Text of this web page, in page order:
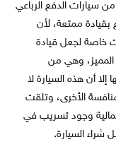
سيارة الرياضية من سيارات الدفع الرباعي
بقيادة ممتعة، لأن
خاصة لجعل قيادة
المميز، وهي من
إلا أن هذه السيارة لا
الأخرى، وتلقت
حول احتمالية وجود تسريب في
شراء السيارة.